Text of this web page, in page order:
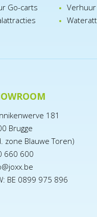
Go-carts
181
Brugge
zone Blauwe Toren)
660 600
BE 0899 975 896